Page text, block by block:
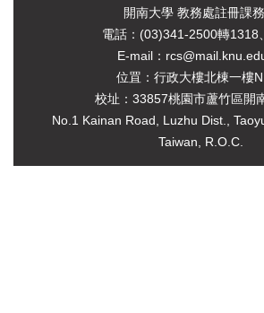
開南大學 教務處註冊課
電話：(03)341-2500轉1318
E-mail：
位罝：行政大樓北棟一樓
校址：33857桃園市蘆竹區開
No.1 Kainan Road, Luzhu Dist.,
Taiwan, R.O.C.